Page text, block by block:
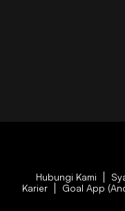
Hubungi Kami
Karier
Goal App